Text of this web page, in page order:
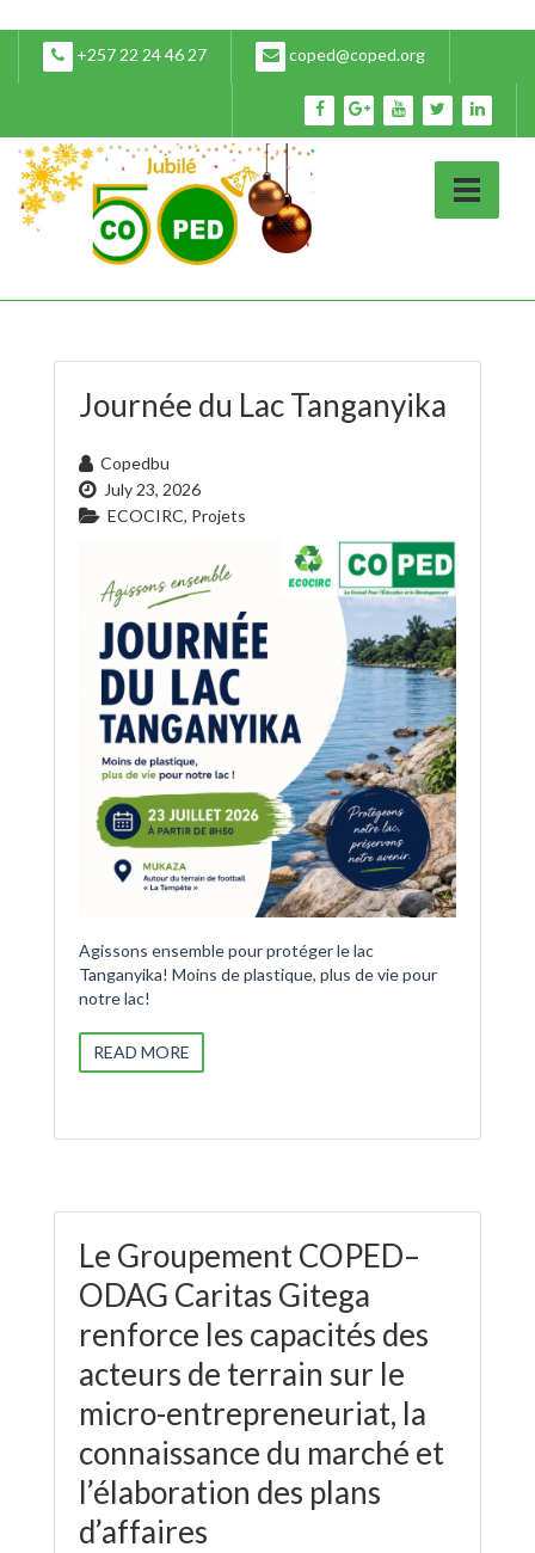
+257 22 24 46 27 coped@coped.org
Journée du Lac Tanganyika
Copedbu
July 23, 2026
ECOCIRC, Projets
Agissons ensemble pour protéger le lac
Tanganyika! Moins de plastique, plus de vie pour
notre lac!
READ MORE
Le Groupement COPED–
ODAG Caritas Gitega
renforce les capacités des
acteurs de terrain sur le
micro-entrepreneuriat, la
connaissance du marché et
l’élaboration des plans
d’affaires